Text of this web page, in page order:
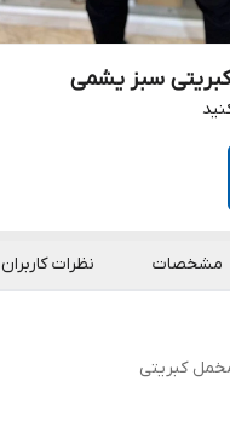
سبز یشمی
مشخصات نظرات کاربران
کبریتی